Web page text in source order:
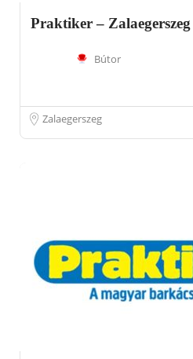
Praktiker – Zalaegerszeg
Bútor
Zalaegerszeg